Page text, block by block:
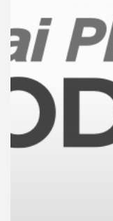
ย์
ลิ
สต์
ของ
คุณ
เพลง